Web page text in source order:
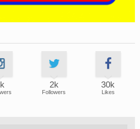
2k
Followers
30k
Likes